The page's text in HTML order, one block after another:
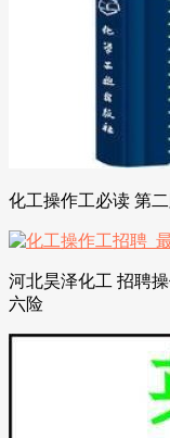
化工操作工必读 第
河北昊泽化工 招聘
六险